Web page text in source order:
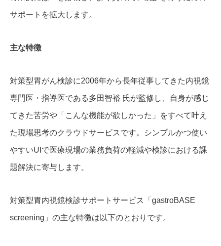
サポートを拡大します。
主な特徴
対策型胃がん検診に2006年から長年従事してきた内視鏡
専門医・指導医である多田智裕 氏が監修し、自身が感じ
てきた苦労や「こんな機能が欲しかった」をすべて叶え
た現場思考のクラウドサービスです。シンプルかつ使い
やすいUIで医療現場の業務負荷の軽減や検診における課
題解決に寄与します。
対策型胃内視鏡検診サポートサービス「gastroBASE
screening」の主な特徴は以下のとおりです。